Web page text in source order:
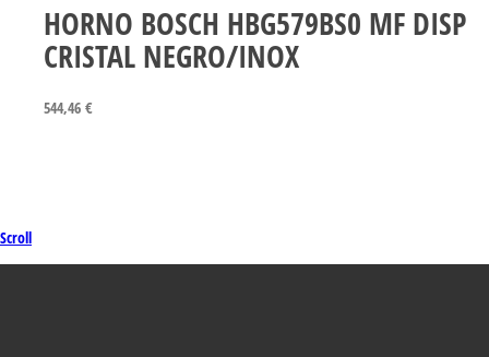
HORNO BOSCH HBG579BS0 MF DISP
CRISTAL NEGRO/INOX
544,46 €
Scroll